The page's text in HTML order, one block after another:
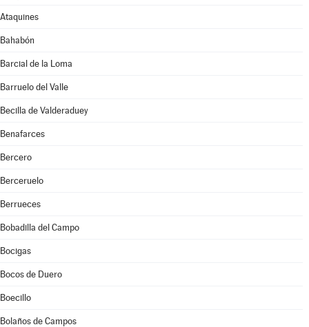
Ataquines
Bahabón
Barcial de la Loma
Barruelo del Valle
Becilla de Valderaduey
Benafarces
Bercero
Berceruelo
Berrueces
Bobadilla del Campo
Bocigas
Bocos de Duero
Boecillo
Bolaños de Campos